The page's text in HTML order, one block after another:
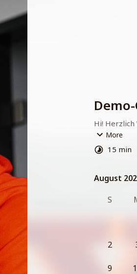
Hi!
Schön,
Bevor wir
wir
In diesen
damit die
More
15 min
August
August
S
2
9